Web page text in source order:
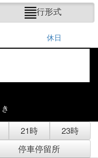
行形式
休日
き
21時
23時
停車停留所